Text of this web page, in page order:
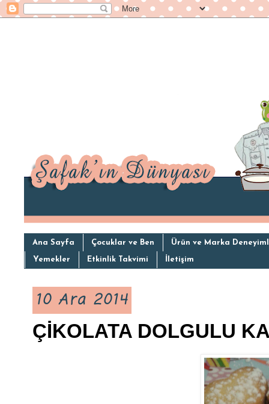
Ana Sayfa Çocuklar ve Ben Ürün ve Marka
Yemekler Etkinlik Takvimi İletişim
10 Ara 2014
ÇİKOLATA DOLGULU